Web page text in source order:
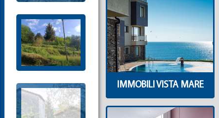
IMMOBILI VISTA MARE